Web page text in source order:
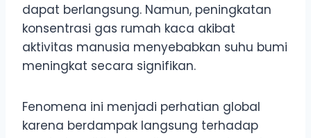
dapat berlangsung. Namun, peningkatan
konsentrasi gas rumah kaca akibat
aktivitas manusia menyebabkan suhu bumi
meningkat secara signifikan.
Fenomena ini menjadi perhatian global
karena berdampak langsung terhadap